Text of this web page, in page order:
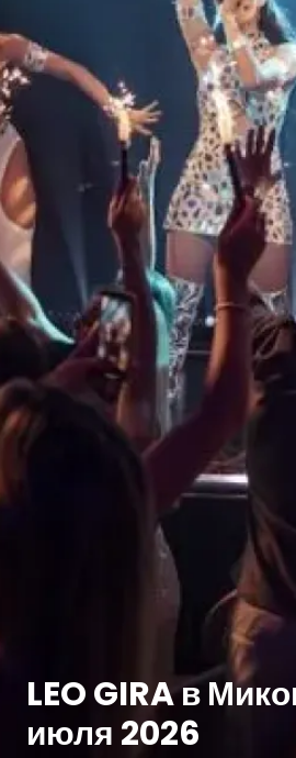
LEO GIRA в
июля 2026